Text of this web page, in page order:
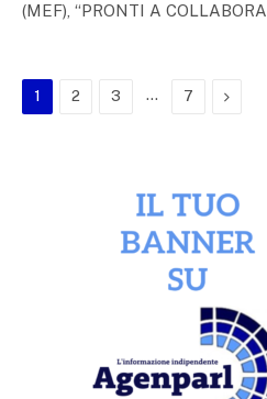
(MEF), “PRONTI A
1 2 3 … 7 Next